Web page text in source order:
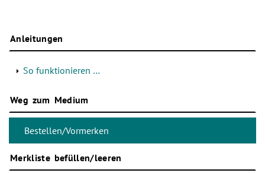
Anleitungen
So funktionieren …
Weg zum Medium
Merkliste befüllen/leeren